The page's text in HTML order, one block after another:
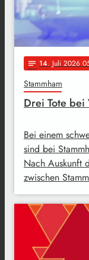
notes 14. Juli 2026
Stammham
Drei Tote bei
Bei einem
sind bei
Nach Auskunft
zwischen